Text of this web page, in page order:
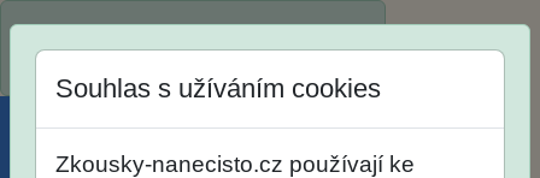
Souhlas s užíváním cookies
Zkousky-nanecisto.cz používají ke